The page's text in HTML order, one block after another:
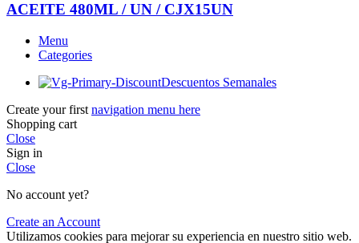
ACEITE 480ML / UN / CJX15UN
Menu
Categories
Descuentos Semanales
Create your first navigation menu here
Shopping cart
Close
Sign in
Close
No account yet?
Create an Account
Utilizamos cookies para mejorar su experiencia en nuestro sitio web.